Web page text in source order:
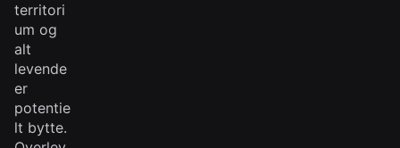
territori
um og
alt
levende
er
potentie
lt bytte.